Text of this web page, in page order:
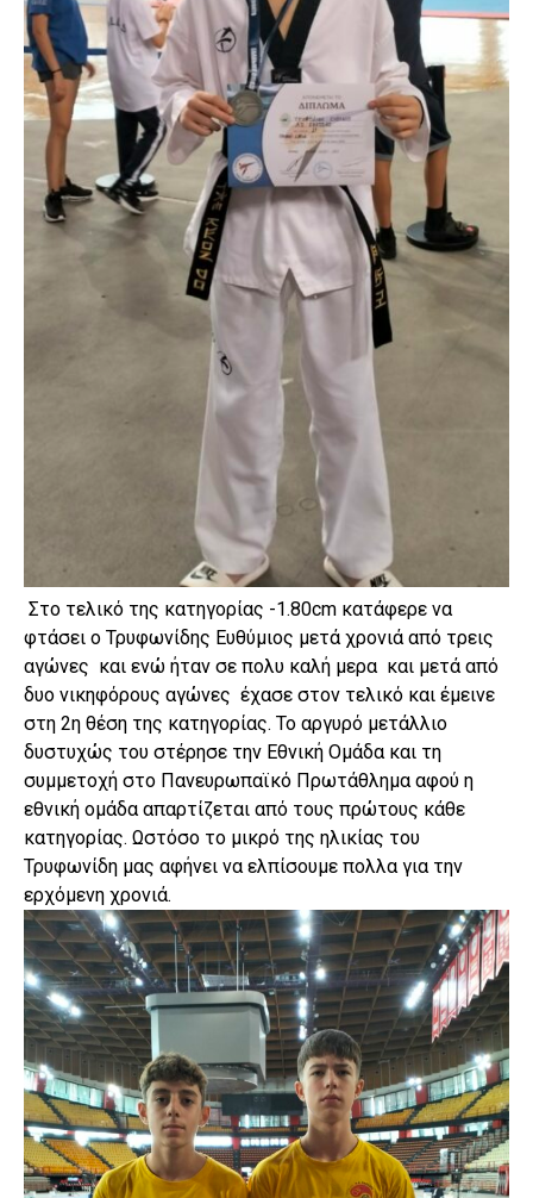
Στο τελικό της κατηγορίας -1.80cm κατάφερε να
φτάσει ο Τρυφωνίδης Ευθύμιος μετά χρονιά από τρεις
αγώνες και ενώ ήταν σε πολυ καλή μερα και μετά από
δυο νικηφόρους αγώνες έχασε στον τελικό και έμεινε
στη 2η θέση της κατηγορίας. Το αργυρό μετάλλιο
δυστυχώς του στέρησε την Εθνική Ομάδα και τη
συμμετοχή στο Πανευρωπαϊκό Πρωτάθλημα αφού η
εθνική ομάδα απαρτίζεται από τους πρώτους κάθε
κατηγορίας. Ωστόσο το μικρό της ηλικίας του
Τρυφωνίδη μας αφήνει να ελπίσουμε πολλα για την
ερχόμενη χρονιά.